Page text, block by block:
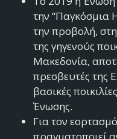
την “Παγκόσμια
την προβολή,
της γηγενούς
Μακεδονία,
πρεσβευτές της
βασικές
Ένωσης.
Για τον
πραγματοποιεί